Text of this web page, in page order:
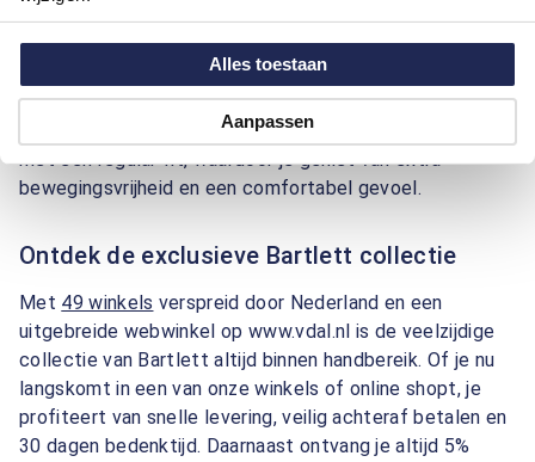
Alles toestaan
Aanpassen
Bartlett herenkleding is beschikbaar in een brede
maatboog, van M tot en met 4XL. Voor een nog betere
pasvorm zijn er ookkwartmatenbeschikbaar voor
broeken, colberts en kostuums. De kleding is ontworpen
met een regular fit, waardoor je geniet van extra
bewegingsvrijheid en een comfortabel gevoel.
Ontdek de exclusieve Bartlett collectie
Met 49 winkels verspreid door Nederland en een
uitgebreide webwinkel op www.vdal.nl is de veelzijdige
collectie van Bartlett altijd binnen handbereik. Of je nu
langskomt in een van onze winkels of online shopt, je
profiteert van snelle levering, veilig achteraf betalen en
30 dagen bedenktijd. Daarnaast ontvang je altijd 5%